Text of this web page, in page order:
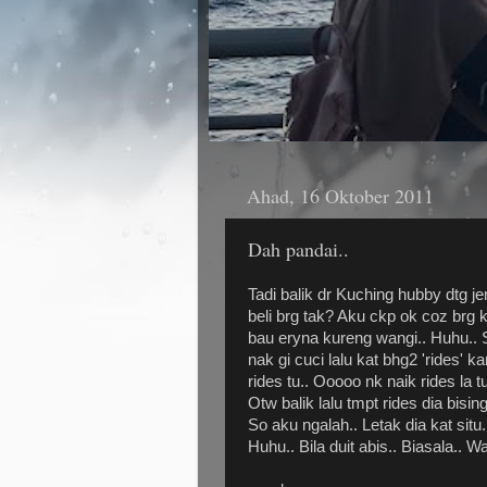
Ahad, 16 Oktober 2011
Dah pandai..
Tadi balik dr Kuching hubby dtg
beli brg tak? Aku ckp ok coz brg
bau eryna kureng wangi..
nak gi cuci lalu kat bhg2 'rides'
rides tu.. Ooooo nk naik rides la
Otw balik lalu tmpt rides dia
So aku ngalah.. Letak dia kat
Huhu.. Bila duit abis.. Biasala..